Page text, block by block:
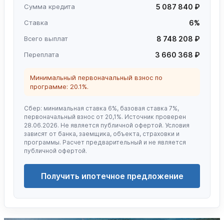
Сумма кредита 5 087 840 ₽
Ставка 6%
Всего выплат 8 748 208 ₽
Переплата 3 660 368 ₽
Минимальный первоначальный взнос по
программе: 20.1%.
Сбер: минимальная ставка 6%, базовая ставка 7%,
первоначальный взнос от 20,1%. Источник проверен
28.06.2026. Не является публичной офертой. Условия
зависят от банка, заемщика, объекта, страховки и
программы. Расчет предварительный и не является
публичной офертой.
Получить ипотечное предложение